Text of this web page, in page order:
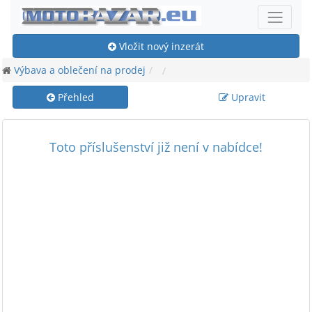
Vložit nový inzerát
Výbava a oblečení na prodej
Přehled Upravit
Toto příslušenství již není v nabídce!